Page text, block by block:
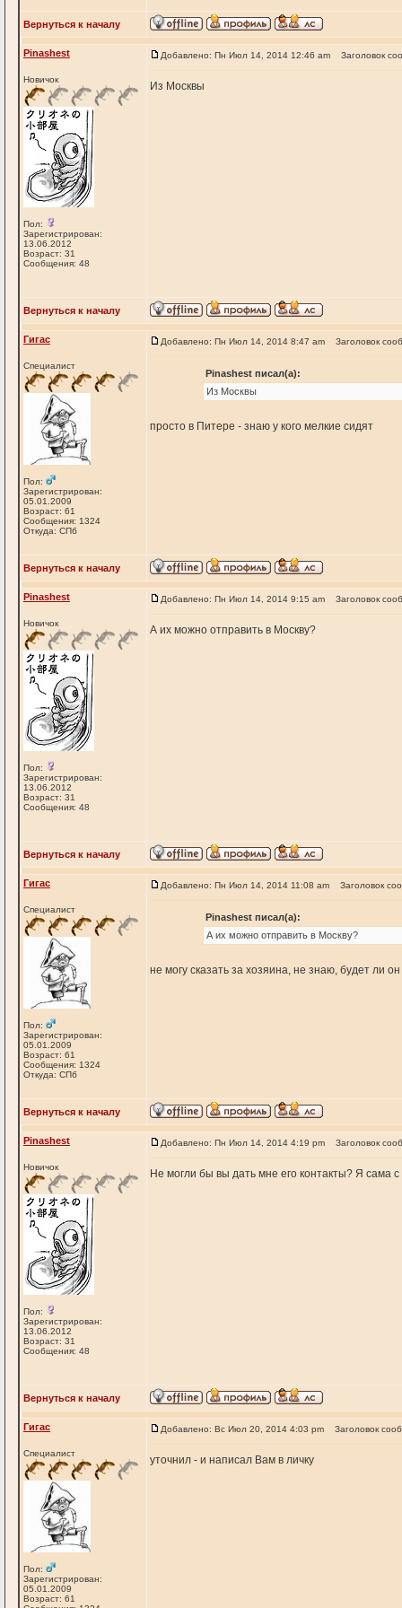
Вернуться к началу
Pinashest
Новичок
Пол:
Зарегистрирован:
13.06.2012
Возраст: 31
Сообщения: 48
Добавлено: Пн Июл 14, 2014 12:46 am Заголовок
Из Москвы
Вернуться к началу
Гигас
Специалист
Пол:
Зарегистрирован:
05.01.2009
Возраст: 61
Сообщения: 1324
Откуда: СПб
Добавлено: Пн Июл 14, 2014 8:47 am Заголовок
Pinashest писал(а):
Из Москвы
просто в Питере - знаю у кого мелкие сидят
Вернуться к началу
Pinashest
Новичок
Пол:
Зарегистрирован:
13.06.2012
Возраст: 31
Сообщения: 48
Добавлено: Пн Июл 14, 2014 9:15 am Заголовок
А их можно отправить в Москву?
Вернуться к началу
Гигас
Специалист
Пол:
Зарегистрирован:
05.01.2009
Возраст: 61
Сообщения: 1324
Откуда: СПб
Добавлено: Пн Июл 14, 2014 11:08 am Заголовок
Pinashest писал(а):
А их можно отправить в Москву?
не могу сказать за хозяина, не знаю, будет ли
Вернуться к началу
Pinashest
Новичок
Пол:
Зарегистрирован:
13.06.2012
Возраст: 31
Сообщения: 48
Добавлено: Пн Июл 14, 2014 4:19 pm Заголовок
Не могли бы вы дать мне его контакты? Я сама с
Вернуться к началу
Гигас
Специалист
Пол:
Зарегистрирован:
05.01.2009
Возраст: 61
Добавлено: Вс Июл 20, 2014 4:03 pm Заголовок
уточнил - и написал Вам в личку